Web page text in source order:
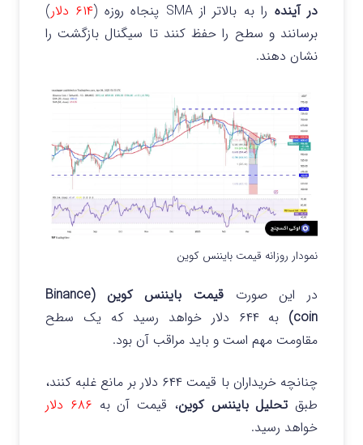
در آینده را به بالاتر از SMA پنجاه روزه ( ۶۱۴ دلار
)
برسانند و سطح را حفظ کنند تا سیگنال بازگشت را
نشان دهند.
نمودار روزانه قیمت بایننس کوین
در این صورت
قیمت بایننس کوین (Binance
coin)
به ۶۴۴ دلار خواهد رسید که یک سطح
مقاومت مهم است و باید مراقب آن بود.
چنانچه خریداران با قیمت ۶۴۴ دلار بر مانع غلبه کنند،
طبق تحلیل بایننس کوین، قیمت آن به ۶۸۶ دلار
خواهد رسید.